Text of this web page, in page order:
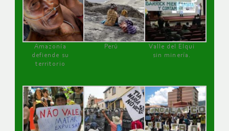
Amazonía
defiende su
territorio
Perú
Valle del Elqui
sin minería.